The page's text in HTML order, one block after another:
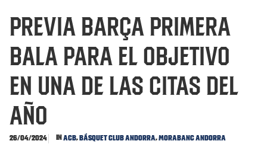
PREVIA BARÇA Primera
bala para el objetivo
en una de las citas del
año
26/04/2024 InACB,Básquet Club Andorra,MoraBanc Andorra